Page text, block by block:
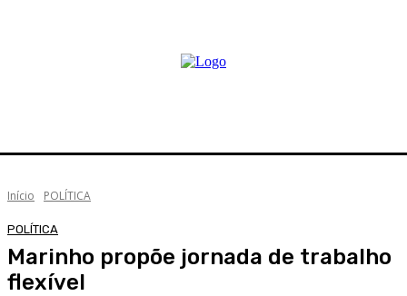
Início POLÍTICA
POLÍTICA
Marinho propõe jornada de trabalho
flexível